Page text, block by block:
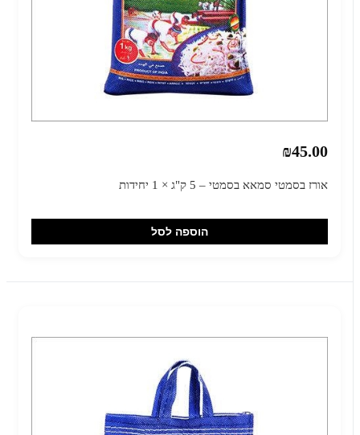
₪45.00
אורז בסמטי סמאא בסמטי – 5 ק"ג × 1 יחידות
הוספה לסל